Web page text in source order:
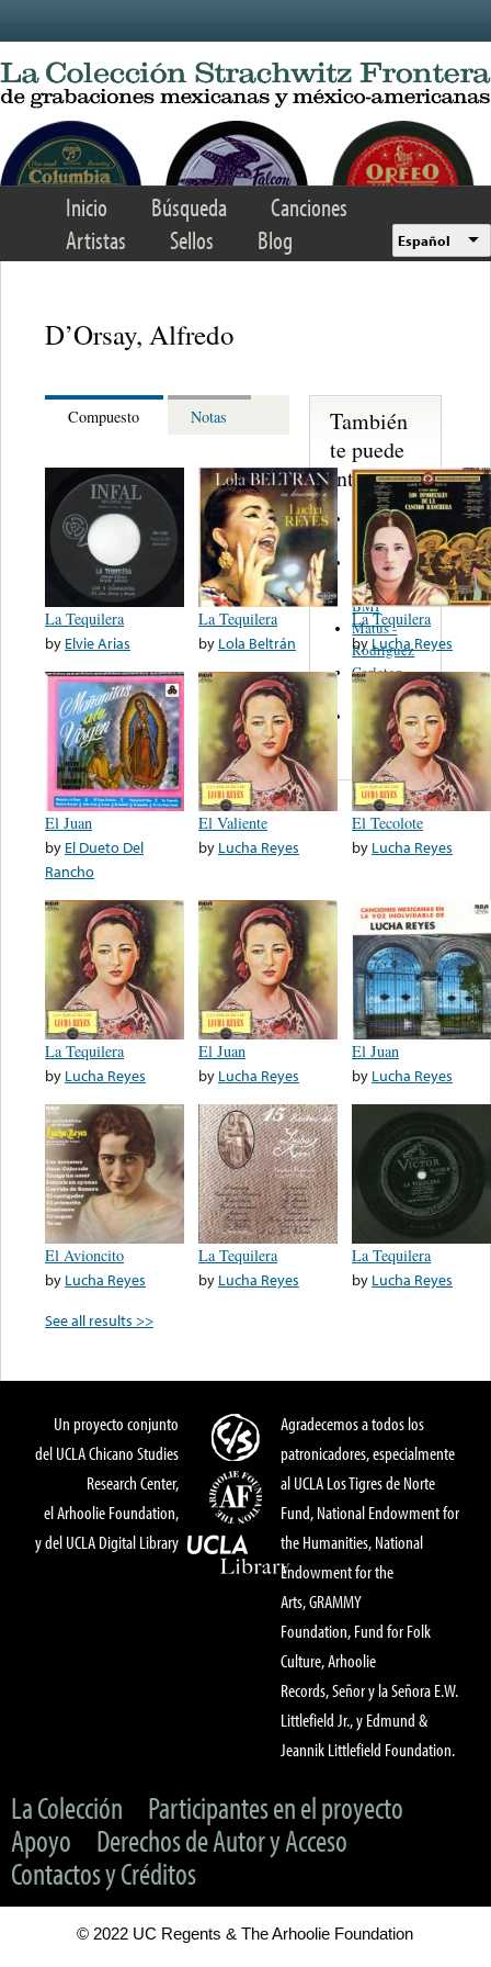
Inicio Búsqueda
Canciones
Artistas
Sellos Blog Español
D’Orsay, Alfredo
Compuesto Notas
La Tequilera
by Elvie Arias
La Tequilera
by Lola Beltrán
La Tequilera
byLucha Reyes
El Juan
by El Dueto Del
Rancho
El Valiente
by Lucha Reyes
El Tecolote
by Lucha Reyes
La Tequilera
by Lucha Reyes
El Juan
by Lucha Reyes
El Juan
by Lucha Reyes
El Avioncito
by Lucha Reyes
La Tequilera
by Lucha Reyes
La Tequilera
by Lucha Reyes
See all results >>
También
te puede
interesar...
Martinez,
Felipe
Performance
Music Co.
BMI
Matus -
Rodriguez
Carleton -
Dixon
Abreu -
Oliverira
Un proyecto conjunto
del UCLA Chicano Studies
Research Center,
el Arhoolie Foundation,
y del UCLA Digital Library
Agradecemos a todos los
patronicadores, especialmente
al UCLA Los Tigres de Norte
Fund, National Endowment for
the Humanities, National
Endowment for the
Arts, GRAMMY
Foundation, Fund for Folk
Culture, Arhoolie
Records, Señor y la Señora E.W.
Littlefield Jr., y Edmund &
Jeannik Littlefield Foundation.
La Colección
Participantes en el proyecto
Apoyo
Derechos de Autor y Acceso
Contactos y Créditos
© 2022 UC Regents & The Arhoolie Foundation